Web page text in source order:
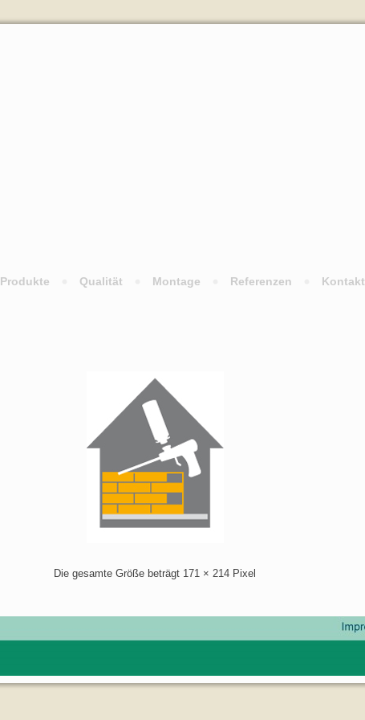
Produkte Qualität Montage Referenzen Kontakt
Die gesamte Größe beträgt 171 × 214 Pixel